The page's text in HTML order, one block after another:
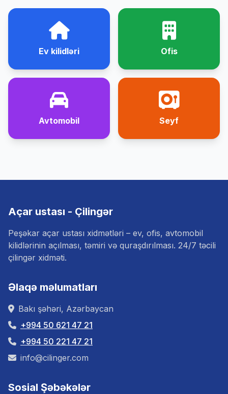
Ev kilidləri Ofis
Avtomobil Seyf
Açar ustası - Çilingər
Peşəkar açar ustası xidmətləri – ev, ofis, avtomobil
kilidlərinin açılması, təmiri və quraşdırılması. 24/7 təcili
çilingər xidməti.
Əlaqə məlumatları
Bakı şəhəri, Azərbaycan
+994 50 621 47 21
+994 50 221 47 21
info@cilinger.com
Sosial Şəbəkələr